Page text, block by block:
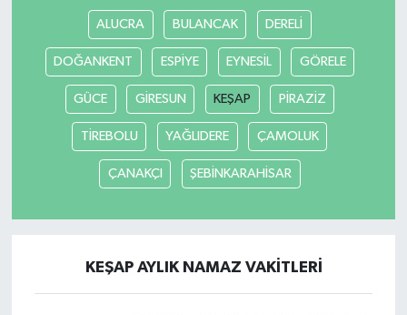
ALUCRA BULANCAK DERELİ
DOĞANKENT ESPİYE EYNESİL GÖRELE
GÜCE GİRESUN KEŞAP PİRAZİZ
TİREBOLU YAĞLIDERE ÇAMOLUK
ÇANAKÇI ŞEBİNKARAHİSAR
KEŞAP AYLIK NAMAZ VAKITLERI